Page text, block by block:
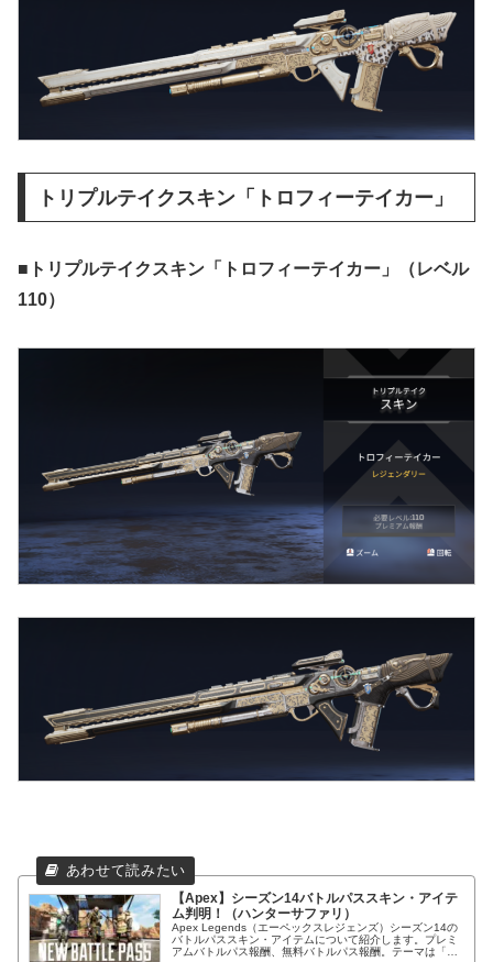
トリプルテイクスキン「トロフィーテイカー」
■トリプルテイクスキン「トロフィーテイカー」（レベル
110）
【Apex】シーズン14バトルパススキン・アイテ
ム判明！（ハンターサファリ）
Apex Legends（エーペックスレジェンズ）シーズン14の
バトルパススキン・アイテムについて紹介します。プレミ
アムバトルパス報酬、無料バトルパス報酬。テーマは「ハ